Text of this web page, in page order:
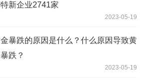
新企业2741家
2023-05-19
暴跌的原因是什么？什么原因导致黄
跌？
2023-05-19